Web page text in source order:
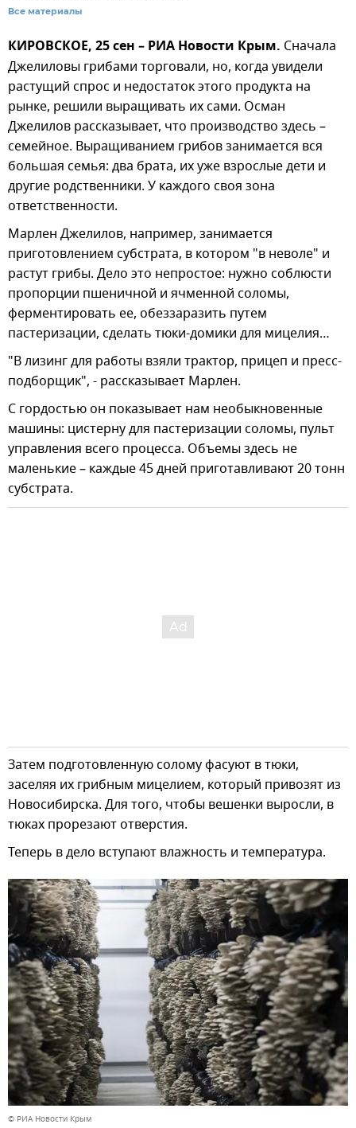
Все материалы
КИРОВСКОЕ, 25 сен – РИА Новости Крым. Сначала
Джелиловы грибами торговали, но, когда увидели
растущий спрос и недостаток этого продукта на
рынке, решили выращивать их сами. Осман
Джелилов рассказывает, что производство здесь –
семейное. Выращиванием грибов занимается вся
большая семья: два брата, их уже взрослые дети и
другие родственники. У каждого своя зона
ответственности.
Марлен Джелилов, например, занимается
приготовлением субстрата, в котором "в неволе" и
растут грибы. Дело это непростое: нужно соблюсти
пропорции пшеничной и ячменной соломы,
ферментировать ее, обеззаразить путем
пастеризации, сделать тюки-домики для мицелия…
"В лизинг для работы взяли трактор, прицеп и пресс-
подборщик", - рассказывает Марлен.
С гордостью он показывает нам необыкновенные
машины: цистерну для пастеризации соломы, пульт
управления всего процесса. Объемы здесь не
маленькие – каждые 45 дней приготавливают 20 тонн
субстрата.
Затем подготовленную солому фасуют в тюки,
заселяя их грибным мицелием, который привозят из
Новосибирска. Для того, чтобы вешенки выросли, в
тюках прорезают отверстия.
Теперь в дело вступают влажность и температура.
© РИА Новости Крым